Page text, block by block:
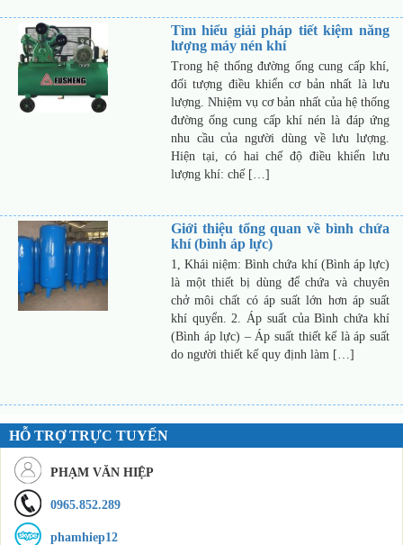
Tìm hiểu giải pháp tiết kiệm năng
lượng máy nén khí
Trong hệ thống đường ống cung cấp khí,
đối tượng điều khiển cơ bản nhất là lưu
lượng. Nhiệm vụ cơ bản nhất của hệ thống
đường ống cung cấp khí nén là đáp ứng
nhu cầu của người dùng về lưu lượng.
Hiện tại, có hai chế độ điều khiển lưu
lượng khí: chế […]
Giới thiệu tổng quan về bình chứa
khí (bình áp lực)
1, Khái niệm: Bình chứa khí (Bình áp lực)
là một thiết bị dùng để chứa và chuyên
chở môi chất có áp suất lớn hơn áp suất
khí quyển. 2. Áp suất của Bình chứa khí
(Bình áp lực) – Áp suất thiết kế là áp suất
do người thiết kế quy định làm […]
HỖ TRỢ TRỰC TUYẾN
PHẠM VĂN HIỆP
0965.852.289
phamhiep12